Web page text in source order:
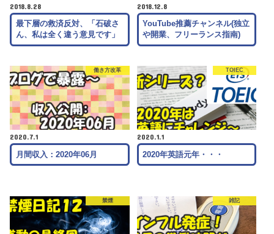
2018.8.28
最下層の救済反対、「石破さ
ん、私は全く違う意見です」
2018.12.8
YouTube推薦チャンネル(独立
や開業、フリーランス指南)
働き方改革
2020.7.1
月間収入：2020年06月
TOIEC
2020.1.1
2020年英語元年・・・
禁煙 雑記